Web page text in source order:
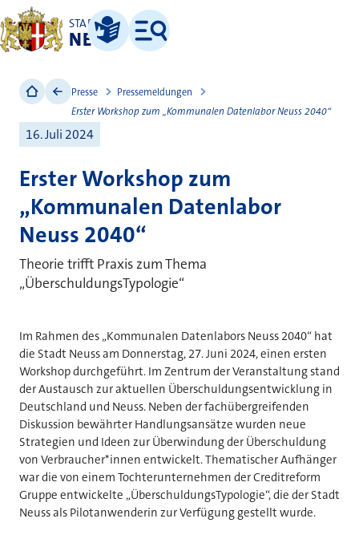
STADT
NEUSS
Leichte Sprache
Menü
Presse
Pressemeldungen
Erster Workshop zum „Kommunalen Datenlabor Neuss 2040“
16. Juli 2024
Erster Workshop zum
„Kommunalen Datenlabor
Neuss 2040“
Theorie trifft Praxis zum Thema
„ÜberschuldungsTypologie“
Im Rahmen des „Kommunalen Datenlabors Neuss 2040“ hat
die Stadt Neuss am Donnerstag, 27. Juni 2024, einen ersten
Workshop durchgeführt. Im Zentrum der Veranstaltung stand
der Austausch zur aktuellen Überschuldungsentwicklung in
Deutschland und Neuss. Neben der fachübergreifenden
Diskussion bewährter Handlungsansätze wurden neue
Strategien und Ideen zur Überwindung der Überschuldung
von Verbraucher*innen entwickelt. Thematischer Aufhänger
war die von einem Tochterunternehmen der Creditreform
Gruppe entwickelte „ÜberschuldungsTypologie“, die der Stadt
Neuss als Pilotanwenderin zur Verfügung gestellt wurde.